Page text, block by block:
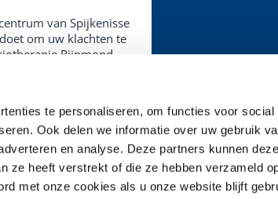
te personaliseren, om functies voor social
Ook delen we informatie over uw gebruik
en analyse. Deze partners kunnen
ze heeft verstrekt of die ze hebben verzameld
met onze cookies als u onze website blijft
van Spijkenisse
om uw klachten te
Rijnmond
een groot aanbod
begeleid door uw
nog contact op met
voor de weg naar
Fysiotherapie
Centrum